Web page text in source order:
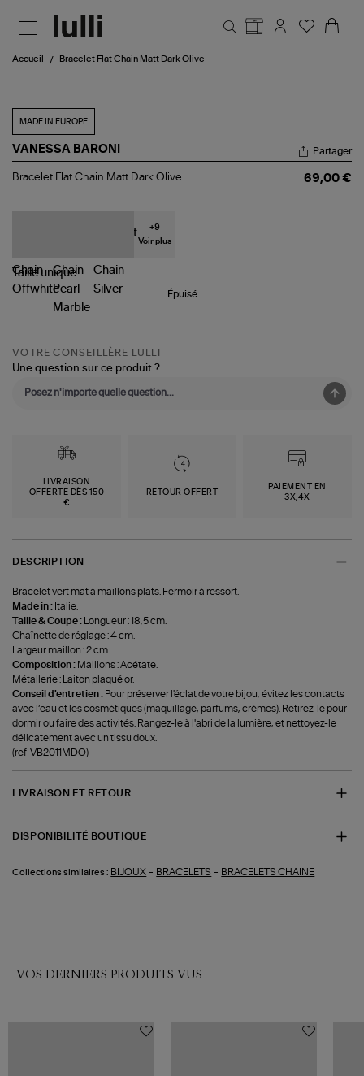
Accueil Bracelet Flat Chain Matt Dark Olive
MADE IN EUROPE
VANESSA BARONI
Bracelet
Partager
Bracelet Flat Chain Matt Dark Olive 69,00 €
+9
Voir plus
Tailleunique
Épuisé
VOTRE CONSEILLÈRE LULLI
Une question sur ce produit ?
LIVRAISON
OFFERTE DÈS 150
€
RETOUR OFFERT
PAIEMENT EN
3X,4X
DESCRIPTION
Bracelet vert mat à maillons plats. Fermoir à ressort.
Made in : Italie.
Taille & Coupe :
Longueur : 18,5 cm.
Chaînette de réglage : 4 cm.
Largeur maillon : 2 cm.
Composition : Maillons : Acétate.
Métallerie : Laiton plaqué or.
Conseil d'entretien : Pour préserver l'éclat de votre bijou, évitez les contacts
avec l’eau et les cosmétiques (maquillage, parfums, crèmes). Retirez-le pour
dormir ou faire des activités. Rangez-le à l'abri de la lumière, et nettoyez-le
délicatement avec un tissu doux.
(ref-VB2011MDO)
LIVRAISON ET RETOUR
DISPONIBILITÉ BOUTIQUE
Collections similaires : BIJOUX - BRACELETS - BRACELETS CHAINE
VOS DERNIERS PRODUITS VUS